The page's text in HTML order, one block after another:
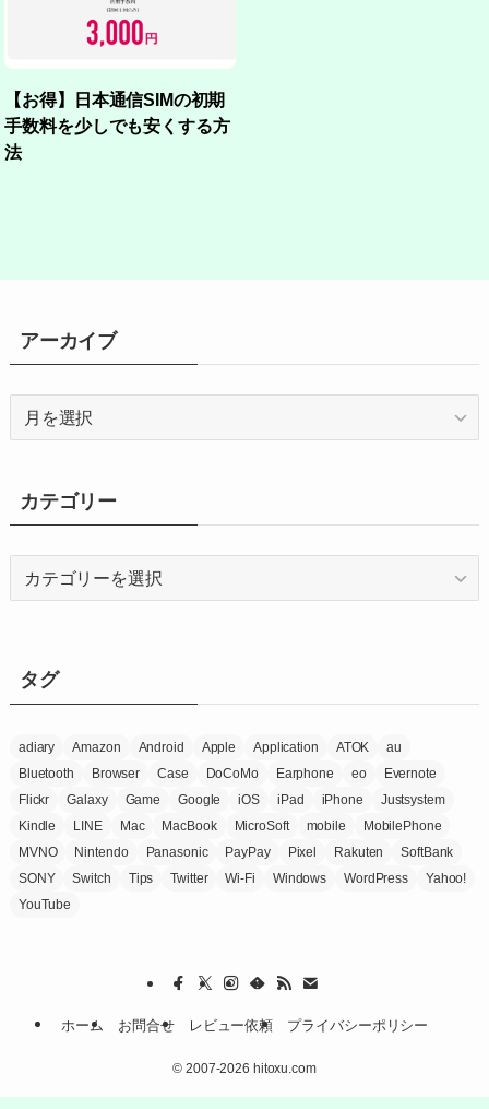
【お得】日本通信SIMの初期
手数料を少しでも安くする方
法
アーカイブ
ブ
カテゴリー
ータグ
adiary Amazon Android Apple Application ATOK
au
Bluetooth
Browser Case DoCoMo Earphone eo
Evernote
Flickr
Galaxy Game Google iOS iPad iPhone
Justsystem
Kindle
LINE Mac MacBook MicroSoft mobile
MobilePhone
MVNO
Nintendo Panasonic PayPay Pixel Rakuten
SoftBank
SONY
Switch Tips Twitter Wi-Fi Windows WordPress
Yahoo!
YouTube
ホーム お問合せ レビュー依頼 プライバシーポリシー
© 2007-2026 hitoxu.com